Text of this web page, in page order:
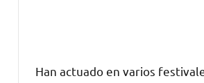
Han actuado en varios